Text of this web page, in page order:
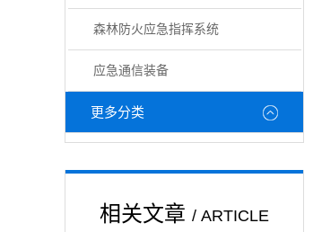
森林防火应急指挥系统
应急通信装备
更多分类
相关文章 / ARTICLE